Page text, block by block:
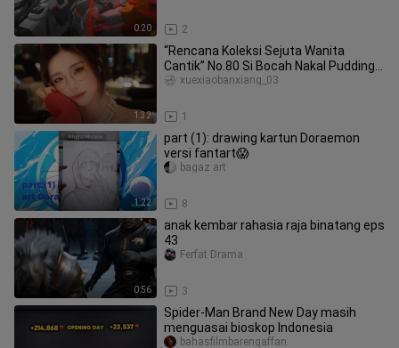
0:20 2
1:32
“Rencana Koleksi Sejuta Wanita
Cantik” No.80 Si Bocah Nakal Pudding
Telur
1
xuexiaobanxiang_03
1:22
part (1): drawing kartun Doraemon
versi fantart😱
8
bagaz art
0:56
anak kembar rahasia raja binatang eps
43
3
Ferfat Drama
Spider-Man Brand New Day masih
menguasai bioskop Indonesia
bahasfilmbarengaffan